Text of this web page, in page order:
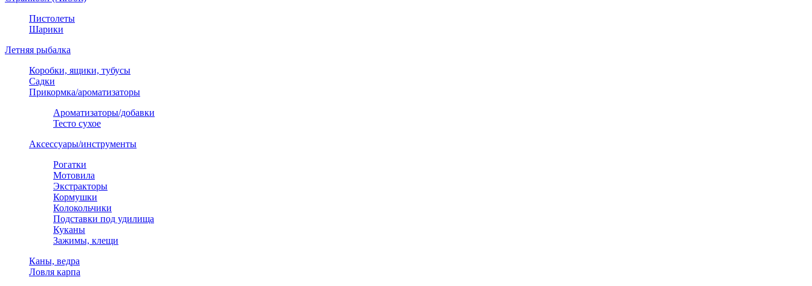
Пистолеты
Шарики
Летняя рыбалка
Коробки, ящики, тубусы
Садки
Прикормка/ароматизаторы
Ароматизаторы/добавки
Тесто сухое
Аксессуары/инструменты
Рогатки
Мотовила
Экстракторы
Кормушки
Колокольчики
Подставки под удилища
Куканы
Зажимы, клещи
Каны, ведра
Ловля карпа